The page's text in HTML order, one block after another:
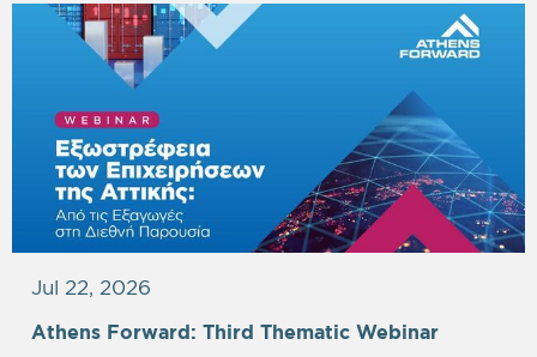
Jul 22, 2026
Athens Forward: Third Thematic Webinar